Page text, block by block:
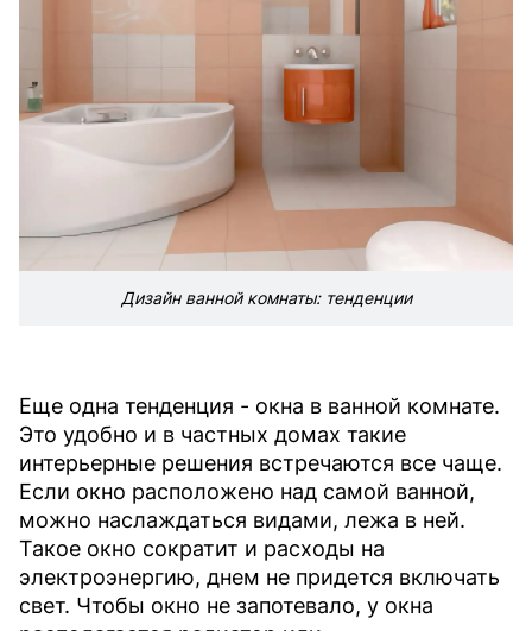
Дизайн ванной комнаты: тенденции
Еще одна тенденция - окна в ванной комнате.
Это удобно и в частных домах такие
интерьерные решения встречаются все чаще.
Если окно расположено над самой ванной,
можно наслаждаться видами, лежа в ней.
Такое окно сократит и расходы на
электроэнергию, днем не придется включать
свет. Чтобы окно не запотевало, у окна